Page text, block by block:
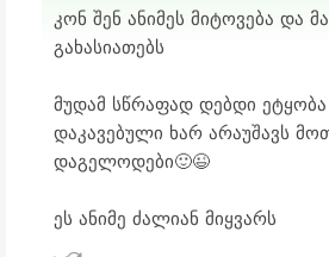
კონ შენ ანიმეს მიტოვება და
გახასიათებს
მუდამ სწრაფად დებდი
დაკავებული ხარ არაუშავს
დაგელოდები🙂😉
ეს ანიმე ძალიან მიყვარს